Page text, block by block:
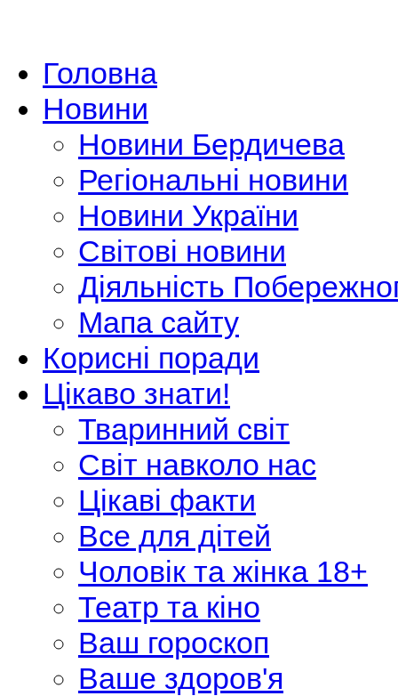
Головна
Новини
Новини Бердичева
Регіональні новини
Новини України
Світові новини
Діяльність
Мапа сайту
Корисні поради
Цікаво знати!
Тваринний світ
Світ навколо нас
Цікаві факти
Все для дітей
Чоловік та жінка 18+
Театр та кіно
Ваш гороскоп
Ваше здоров'я